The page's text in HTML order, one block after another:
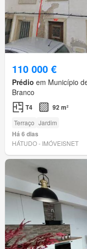
110 000 €
Prédio em Município
Branco
T4 92 m²
Terraço Jardim
Há 6 dias
HÁTUDO - IMÓVEISNET